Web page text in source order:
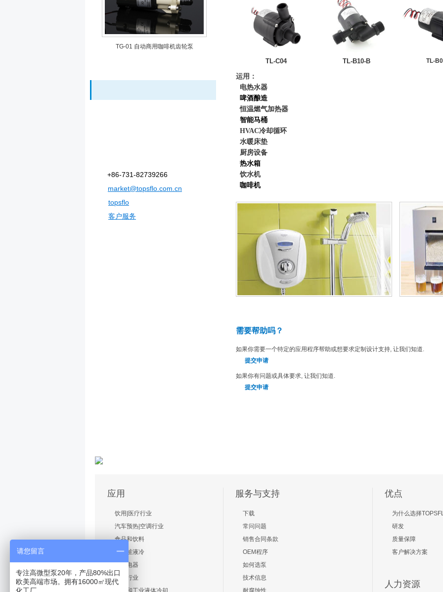
TG-01 自动商用咖啡机齿轮泵
+86-731-82739266
market@topsflo.com.cn
topsflo
客户服务
TL-C04 TL-B10-B TL-
运用：
电热水器
啤酒酿造
恒温燃气加热器
智能马桶
HVAC冷却循环
水暖床垫
厨房设备
热水箱
饮水机
咖啡机
需要帮助吗？
如果你需要一个特定的应用程序帮助或想要求定制设计支持, 让我们知道.
提交申请
如果你有问题或具体要求, 让我们知道.
提交申请
应用
饮用|医疗行业
汽车预热|空调行业
食品和饮料
超充桩液冷
家用电器
储能行业
商业和工业液体冷却
服务与支持
下载
常问问题
销售合同条款
OEM程序
如何选泵
技术信息
耐腐蚀性
优点
为什么选择
研发
质量保障
客户解决方案
人力资源
请您留言
专注高微型泵20年，产品80%出口
欧美高端市场。拥有16000㎡现代